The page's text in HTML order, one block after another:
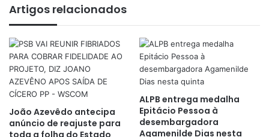
Artigos relacionados
João Azevêdo antecipa
anúncio de reajuste para
toda a folha do Estado
ALPB entrega medalha
Epitácio Pessoa à
desembargadora
Agamenilde Dias nesta